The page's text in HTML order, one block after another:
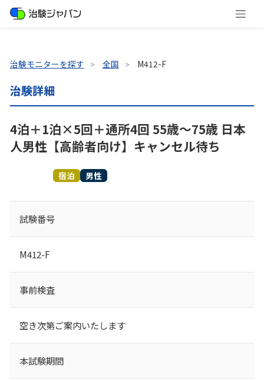
治験モニターを探す 全国 M412-F
治験詳細
4泊＋1泊×5回＋通所4回 55歳～75歳 日本
人男性【高齢者向け】キャンセル待ち
宿泊 男性
試験番号
M412-F
事前検査
空き次第ご案内いたします
本試験期間